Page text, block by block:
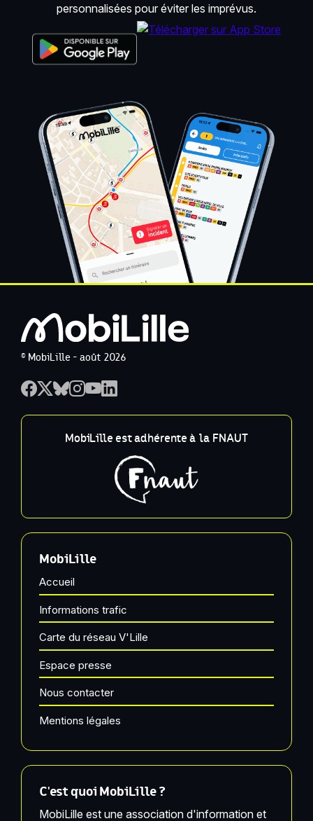
personnalisées pour éviter les imprévus.
© MobiLille - août 2026
MobiLille est adhérente à la FNAUT
MobiLille
Accueil
Informations trafic
Carte du réseau V'Lille
Espace presse
Nous contacter
Mentions légales
C'est quoi MobiLille ?
MobiLille est une association d'information et